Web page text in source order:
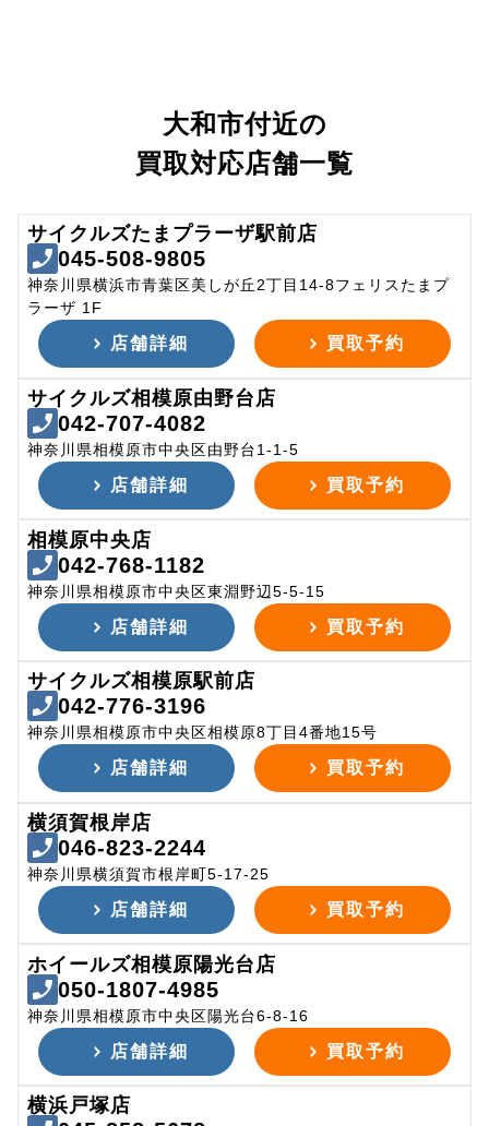
大和市付近の
買取対応店舗一覧
サイクルズたまプラーザ駅前店
045-508-9805
神奈川県横浜市青葉区美しが丘2丁目14-8フェリスたまプ
ラーザ 1F
店舗詳細 買取予約
サイクルズ相模原由野台店
042-707-4082
神奈川県相模原市中央区由野台1-1-5
店舗詳細 買取予約
相模原中央店
042-768-1182
神奈川県相模原市中央区東淵野辺5-5-15
店舗詳細 買取予約
サイクルズ相模原駅前店
042-776-3196
神奈川県相模原市中央区相模原8丁目4番地15号
店舗詳細 買取予約
横須賀根岸店
046-823-2244
神奈川県横須賀市根岸町5-17-25
店舗詳細 買取予約
ホイールズ相模原陽光台店
050-1807-4985
神奈川県相模原市中央区陽光台6-8-16
店舗詳細 買取予約
横浜戸塚店